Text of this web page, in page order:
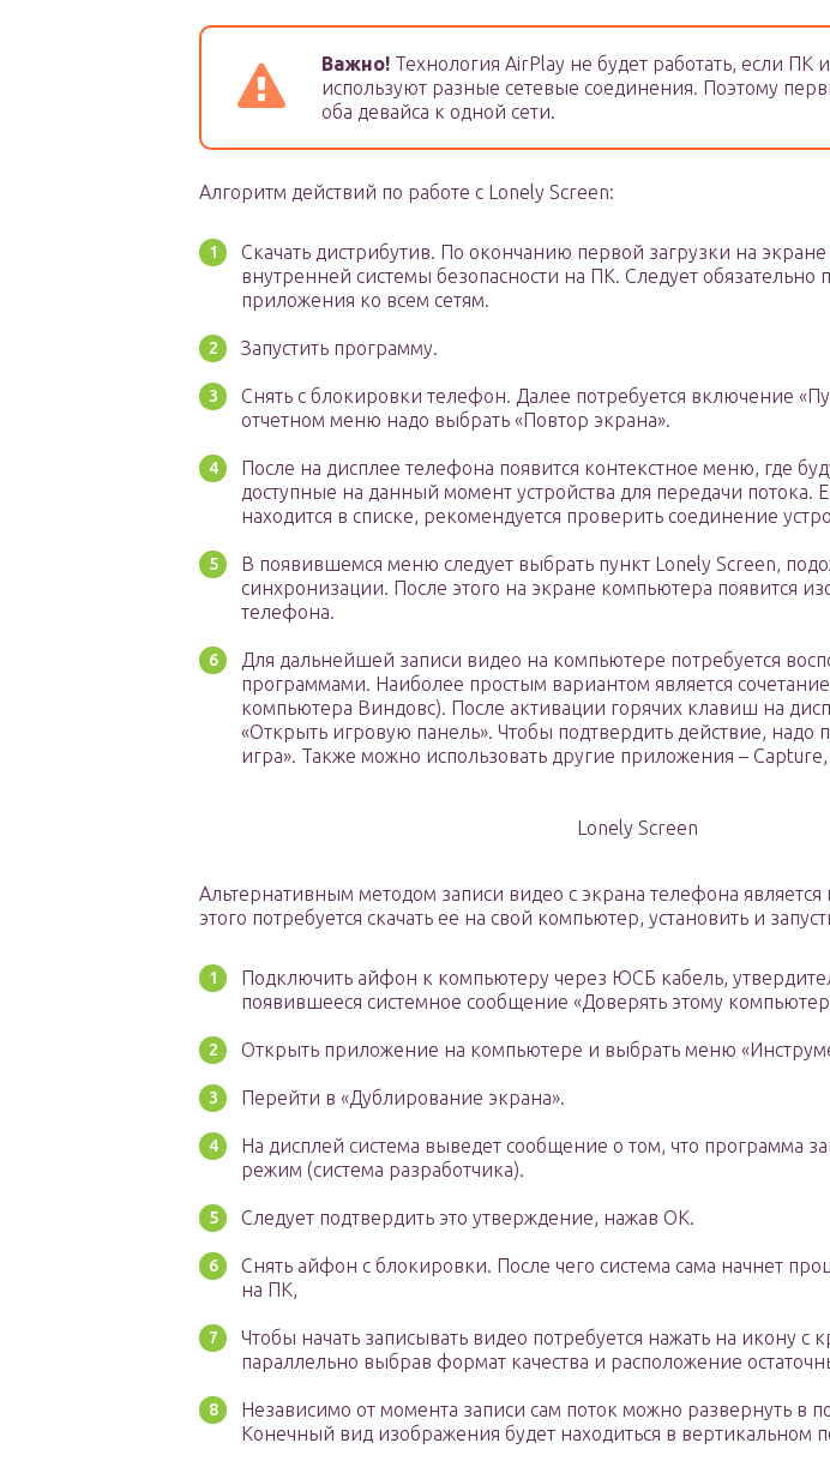
Важно! Технология AirPlay не будет работать, если ПК
используют разные сетевые соединения. Поэтому
оба девайса к одной сети.
Алгоритм действий по работе с Lonely Screen:
Скачать дистрибутив. По окончанию первой загрузки на
внутренней системы безопасности на ПК. Следует обязательно
приложения ко всем сетям.
Запустить программу.
Снять с блокировки телефон. Далее потребуется включение
отчетном меню надо выбрать «Повтор экрана».
После на дисплее телефона появится контекстное меню, где
доступные на данный момент устройства для передачи потока.
находится в списке, рекомендуется проверить соединение
В появившемся меню следует выбрать пункт Lonely Screen,
синхронизации. После этого на экране компьютера появится
телефона.
Для дальнейшей записи видео на компьютере потребуется
программами. Наиболее простым вариантом является
компьютера Виндовс). После активации горячих клавиш на
«Открыть игровую панель». Чтобы подтвердить действие, надо
игра». Также можно использовать другие приложения – Capture,
Lonely Screen
Альтернативным методом записи видео с экрана телефона является
этого потребуется скачать ее на свой компьютер, установить и
Подключить айфон к компьютеру через ЮСБ кабель,
появившееся системное сообщение «Доверять этому
Открыть приложение на компьютере и выбрать меню
Перейти в «Дублирование экрана».
На дисплей система выведет сообщение о том, что программа
режим (система разработчика).
Следует подтвердить это утверждение, нажав ОК.
Снять айфон с блокировки. После чего система сама начнет
на ПК,
Чтобы начать записывать видео потребуется нажать на икону с
параллельно выбрав формат качества и расположение
Независимо от момента записи сам поток можно развернуть в
Конечный вид изображения будет находиться в вертикальном